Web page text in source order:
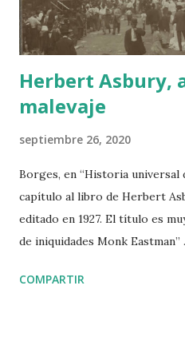
la pólvora. Más tarde, Clive
planificado de un subordinado
Herbert Asbury,
malevaje
septiembre 26, 2020
Borges, en “Historia universal
capítulo al libro de Herbert
editado en 1927. El título es
de iniquidades Monk Eastman”
como todos los hampones de
COMPARTIR